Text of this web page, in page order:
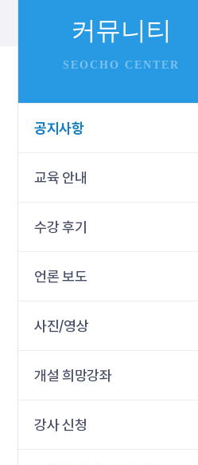
대관신청
커뮤니티
SEOCHO CENTER
공지사항
교육 안내
수강 후기
언론 보도
사진/영상
개설 희망강좌
강사 신청